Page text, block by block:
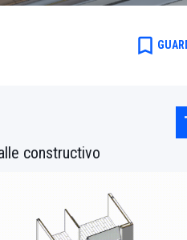
bookmark_border
constructivo